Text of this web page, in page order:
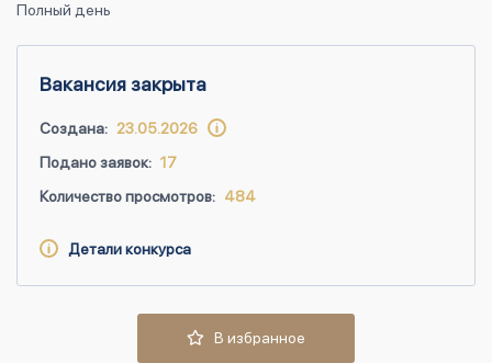
Полный день
Вакансия закрыта
Создана: 23.05.2026
Подано заявок: 17
Количество просмотров: 484
Детали конкурса
В избранное